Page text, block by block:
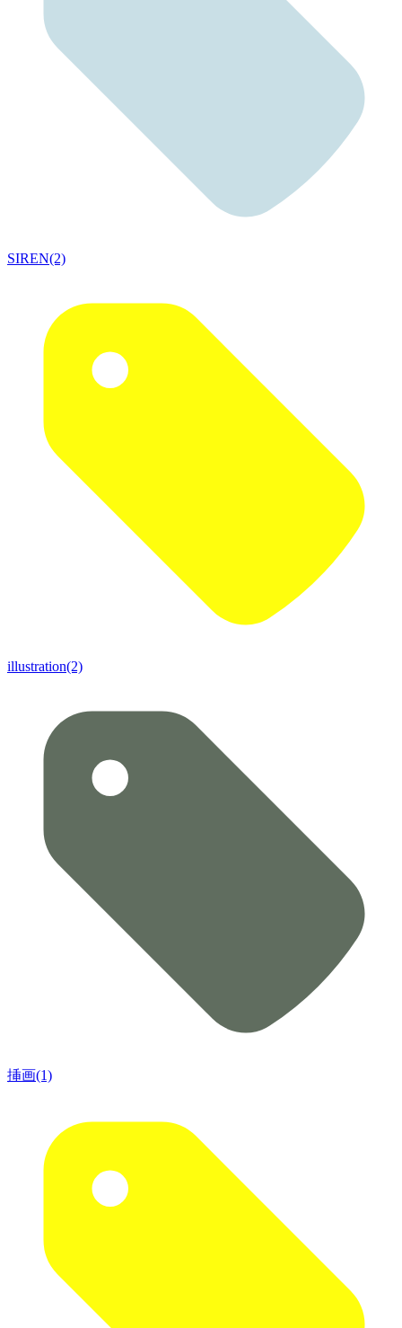
SIREN(2)
illustration(2)
挿画(1)